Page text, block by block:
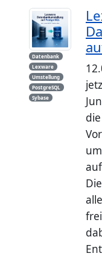
Datenbank
Lexware
Umstellung
PostgreSQL
Sybase